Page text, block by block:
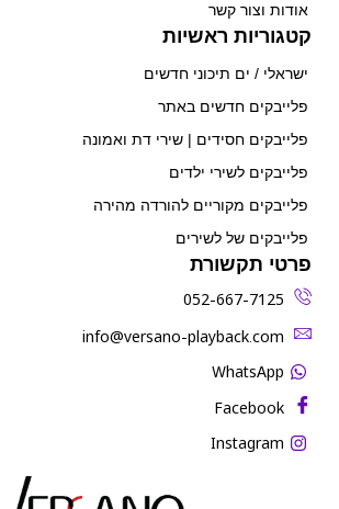
אודות וצור קשר
קטגוריות ראשיות
ישראלי / ים תיכוני חדשים
פלייבקים חדשים באתר
פלייבקים חסידים | שירי דת ואמונה
פלייבקים לשירי ילדים
פלייבקים מקוריים להורדה מהירה
פלייבקים של לשירים
פרטי תקשורת
052-667-7125
‫info@versano-playback.com‬
WhatsApp
Facebook
Instagram